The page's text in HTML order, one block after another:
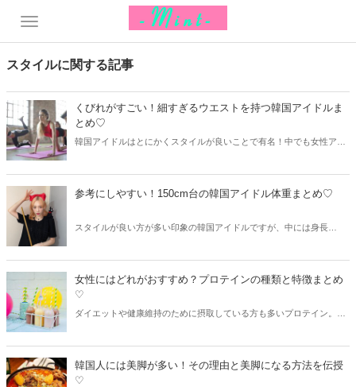
スタイルに関する記事
くびれがすごい！細すぎるウエストを持つ韓国アイドルま
とめ♡
韓国アイドルはとにかくスタイルが良いことで有名！中でも女性アイ
参考にしやすい！150cm台の韓国アイドル体重まとめ♡
スタイルが良い方が多い印象の韓国アイドルですが、中には身長
いという方もぜひチェックしてみてください♡
女性にはどれがおすすめ？プロテインの種類と特徴まとめ
♡
ダイエットや健康維持のために摂取している方も多いプロテイン。し
めの種類をご紹介します♪
韓国人には美脚が多い！その理由と美脚になる方法を伝授
♡